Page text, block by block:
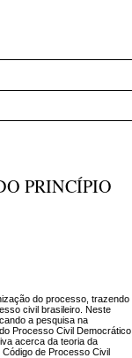
PRINCÍPIO
do processo, trazendo
civil brasileiro. Neste
a pesquisa na
Processo Civil Democrático
acerca da teoria da
de Processo Civil